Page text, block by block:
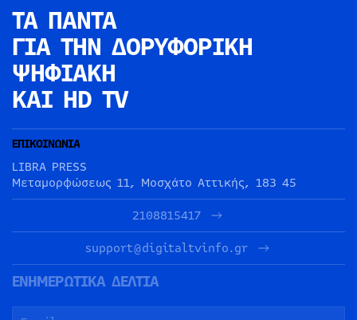
ΤΑ ΠΑΝΤΑ
ΓΙΑ ΤΗΝ ΔΟΡΥΦΟΡΙΚΗ
ΨΗΦΙΑΚΗ
ΚΑΙ HD TV
ΕΠΙΚΟΙΝΩΝΙΑ
LIBRA PRESS
Μεταμορφώσεως 11, Μοσχάτο Αττικής, 183 45
2108815417
support@digitaltvinfo.gr
ΕΝΗΜΕΡΩΤΙΚΑ ΔΕΛΤΙΑ